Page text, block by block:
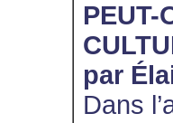
PEUT-
par
Dans